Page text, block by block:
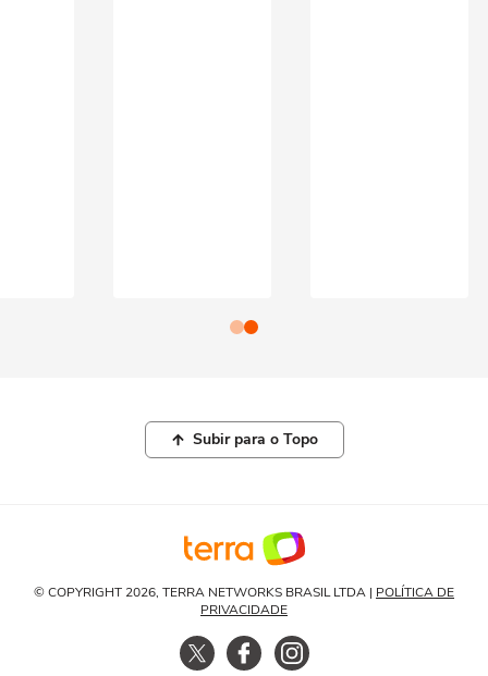
Subir para o Topo
© COPYRIGHT 2026, TERRA NETWORKS BRASIL LTDA | POLÍTICA DE
PRIVACIDADE